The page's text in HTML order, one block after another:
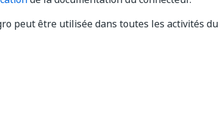
peut être utilisée dans toutes les activités du